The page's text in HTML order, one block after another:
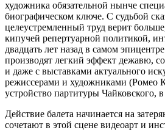
художника обязательной нынче
биографическом ключе. С судьбой
целеустремленный труд верит
кипучей репертуарной политикой,
двадцать лет назад в самом
производят легкий эффект дежавю,
и даже с выставками актуального
режиссерами и художниками (Ромео
устройство партитуры Чайковского,
Действие балета начинается на
сочетают в этой сцене видеоарт и